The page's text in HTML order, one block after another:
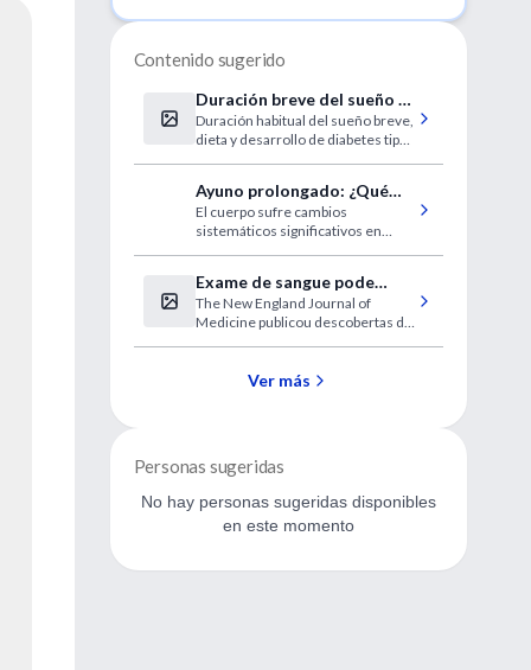
Contenido sugerido
Duración breve del sueño y
riesgo de diabetes 2
Duración habitual del sueño breve,
dieta y desarrollo de diabetes tipo
Ayuno prolongado: ¿Qué
ocurre en el organismo?
El cuerpo sufre cambios
sistemáticos significativos en
Exame de sangue pode
detectar câncer colorretal
com 83% de precisão
The New England Journal of
Medicine publicou descobertas de
em pessoas com risco médio de
Ver más
Personas sugeridas
No hay personas sugeridas disponibles
en este momento